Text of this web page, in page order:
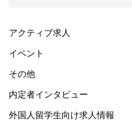
アクティブ求人
イベント
その他
内定者インタビュー
外国人留学生向け求人情報